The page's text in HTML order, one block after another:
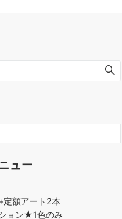
ュー
定額アート2本
ョン★1色のみ